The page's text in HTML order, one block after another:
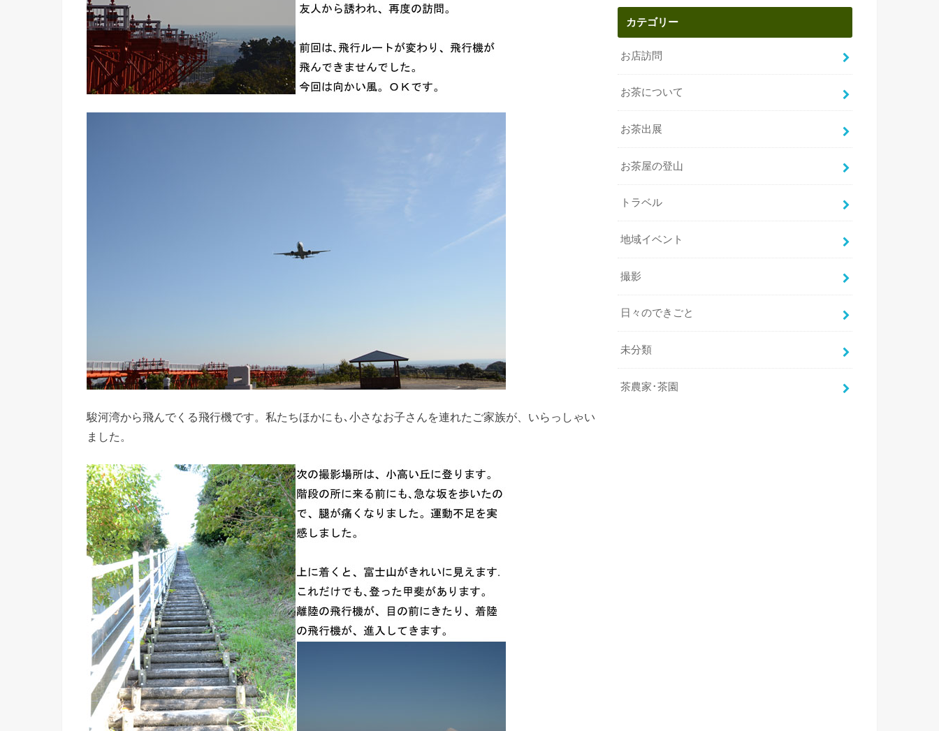
駿河湾から飛んでくる飛行機です。私たちほかにも､小さなお子さんを連れたご家族が、いらっしゃい
ました。
カテゴリー
お店訪問
お茶について
お茶出展
お茶屋の登山
トラベル
地域イベント
撮影
日々のできごと
未分類
茶農家･茶園